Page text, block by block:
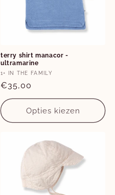
terry shirt manacor -
ultramarine
Verkoper:
1+ IN THE FAMILY
Normale
prijs
€35,00
Opties kiezen